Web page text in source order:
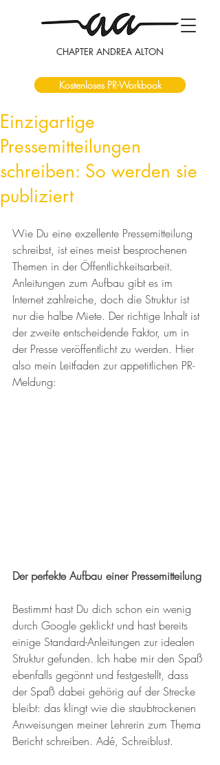
CHAPTER ANDREA ALTON
Kostenloses PR-Workbook
Einzigartige
Pressemitteilungen
schreiben: So werden sie
publiziert
Wie Du eine exzellente Pressemitteilung
schreibst, ist eines meist besprochenen
Themen in der Öffentlichkeitsarbeit.
Anleitungen zum Aufbau gibt es im
Internet zahlreiche, doch die Struktur ist
nur die halbe Miete. Der richtige Inhalt ist
der zweite entscheidende Faktor, um in
der Presse veröffentlicht zu werden. Hier
also mein Leitfaden zur appetitlichen PR-
Meldung:
Der perfekte Aufbau einer Pressemitteilung
Bestimmt hast Du dich schon ein wenig
durch Google geklickt und hast bereits
einige Standard-Anleitungen zur idealen
Struktur gefunden. Ich habe mir den Spaß
ebenfalls gegönnt und festgestellt, dass
der Spaß dabei gehörig auf der Strecke
bleibt: das klingt wie die staubtrockenen
Anweisungen meiner Lehrerin zum Thema
Bericht schreiben. Adé, Schreiblust.